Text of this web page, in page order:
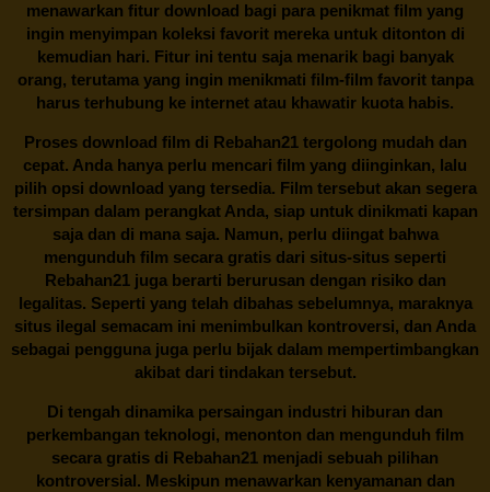
menawarkan fitur download bagi para penikmat film yang
ingin menyimpan koleksi favorit mereka untuk ditonton di
kemudian hari. Fitur ini tentu saja menarik bagi banyak
orang, terutama yang ingin menikmati film-film favorit tanpa
harus terhubung ke internet atau khawatir kuota habis.
Proses download film di Rebahan21tergolong mudah dan
cepat. Anda hanya perlu mencari film yang diinginkan, lalu
pilih opsi download yang tersedia. Film tersebut akan segera
tersimpan dalam perangkat Anda, siap untuk dinikmati kapan
saja dan di mana saja. Namun, perlu diingat bahwa
mengunduh film secara gratis dari situs-situs seperti
Rebahan21 juga berarti berurusan dengan risiko dan
legalitas. Seperti yang telah dibahas sebelumnya, maraknya
situs ilegal semacam ini menimbulkan kontroversi, dan Anda
sebagai pengguna juga perlu bijak dalam mempertimbangkan
akibat dari tindakan tersebut.
Di tengah dinamika persaingan industri hiburan dan
perkembangan teknologi, menonton dan mengunduh film
secara gratis di Rebahan21 menjadi sebuah pilihan
kontroversial. Meskipun menawarkan kenyamanan dan